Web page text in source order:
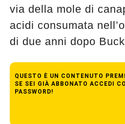
via della mole di
acidi consumata
di due anni dopo
QUESTO È UN CONTENUTO
SE SEI GIÀ ABBONATO ACCEDI
PASSWORD!